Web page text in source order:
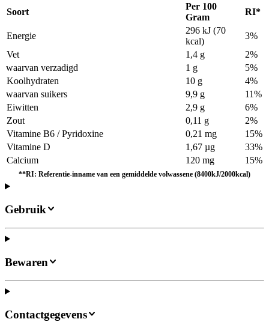
Soort
Per 100
Gram
RI*
Energie
296 kJ (70
kcal)
3%
Vet
1,4 g
2%
waarvan verzadigd
1 g
5%
Koolhydraten
10 g
4%
waarvan suikers
9,9 g
11%
Eiwitten
2,9 g
6%
Zout
0,11 g
2%
Vitamine B6 / Pyridoxine
0,21 mg
15%
Vitamine D
1,67 µg
33%
Calcium
120 mg 15%
**RI: Referentie-inname van een gemiddelde volwassene (8400kJ/2000kcal)
Gebruik
Bewaren
Contactgegevens